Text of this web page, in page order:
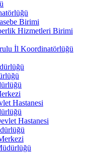
Birimi
Hizmetleri Birimi
İl Koordinatörlüğü
Hastanesi
Hastanesi